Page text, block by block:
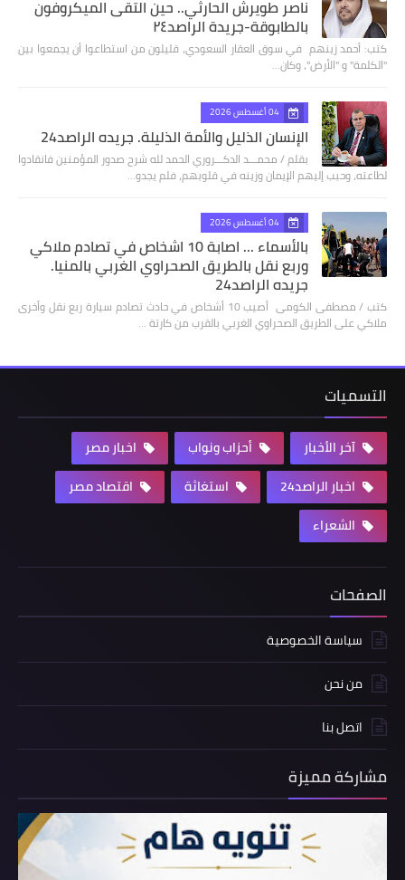
ناصر طويرش الحارثي.. حين التقى الميكروفون
بالطابوقة-جريدة الراصد٢٤
كتب: أحمد زينهم في سوق العقار السعودي، قليلون من استطاعوا أن يجمعوا بين
"الكلمة" و "الأرض"، وكان…
04 أغسطس 2026
الإنسان الذليل والأمة الذليلة. جريده الراصد24
بقلم / محمـــد الدكـــروري الحمد لله شرح صدور المؤمنين فانقادوا
لطاعته، وحبب إليهم الإيمان وزينه في قلوبهم، فلم يجدو…
04 أغسطس 2026
بالأسماء ... اصابة 10 اشخاص في تصادم ملاكي
وربع نقل بالطريق الصحراوي الغربي بالمنيا.
جريده الراصد24
كتب / مصطفى الكومى أصيب 10 أشخاص في حادث تصادم سيارة ربع نقل وأخرى
ملاكي على الطريق الصحراوي الغربي بالقرب من كارتة …
التسميات
آخر الأخبار أحزاب ونواب
اخبار مصر
اخبار الراصد24
استغاثة
اقتصاد مصر
الشعراء
الصفحات
سياسة الخصوصية
من نحن
اتصل بنا
مشاركة مميزة